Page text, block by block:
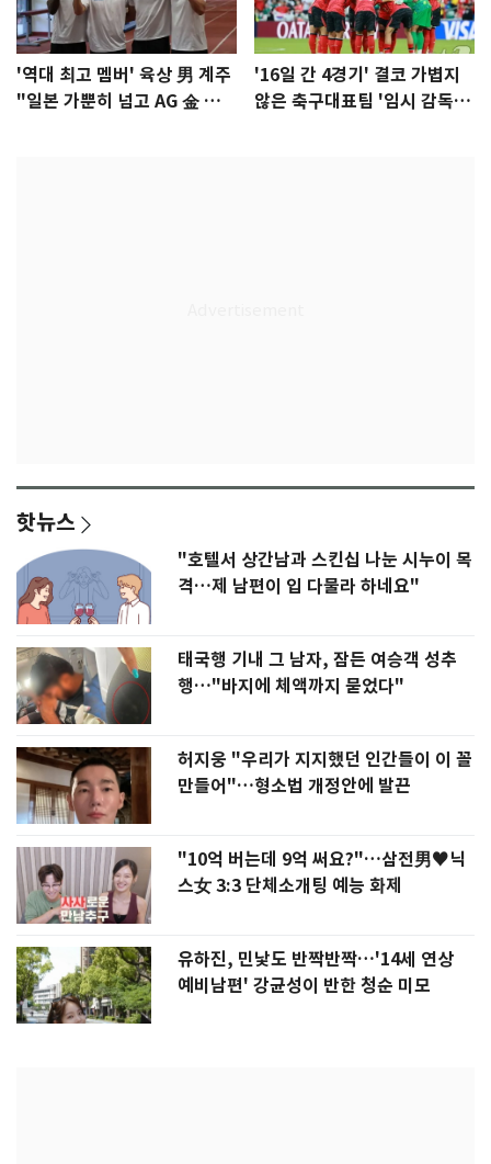
'역대 최고 멤버' 육상 男 계주
"일본 가뿐히 넘고 AG 金 따겠
'16일 간 4경기' 결코 가볍지
않은 축구대표팀 '임시 감독'
핫뉴스
"호텔서 상간남과 스킨십 나눈 시누이 목
격…제 남편이 입 다물라 하네요"
태국행 기내 그 남자, 잠든 여승객 성추
행…"바지에 체액까지 묻었다"
허지웅 "우리가 지지했던 인간들이 이 꼴
만들어"…형소법 개정안에 발끈
"10억 버는데 9억 써요?"…삼전男♥닉
스女 3:3 단체소개팅 예능 화제
유하진, 민낯도 반짝반짝…'14세 연상
예비남편' 강균성이 반한 청순 미모